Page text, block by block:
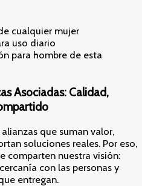
cualquier mujer
uso diario
para hombre de esta
Asociadas: Calidad,
que suman valor,
soluciones reales. Por eso,
comparten nuestra visión:
con las personas y
entregan.